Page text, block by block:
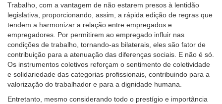
Trabalho, com a vantagem de não estarem presos à lentidão
legislativa, proporcionando, assim, a rápida edição de regras que
tendem a harmonizar a relação entre empregados e
empregadores. Por permitirem ao empregado influir nas
condições de trabalho, tornando-as bilaterais, eles são fator de
contribuição para a atenuação das diferenças sociais. E não é só.
Os instrumentos coletivos reforçam o sentimento de coletividade
e solidariedade das categorias profissionais, contribuindo para a
valorização do trabalhador e para a dignidade humana.
Entretanto, mesmo considerando todo o prestígio e importância